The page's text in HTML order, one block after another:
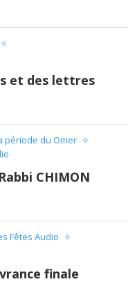
et des lettres
période du Omer
CHIMON
Fêtes Audio
finale